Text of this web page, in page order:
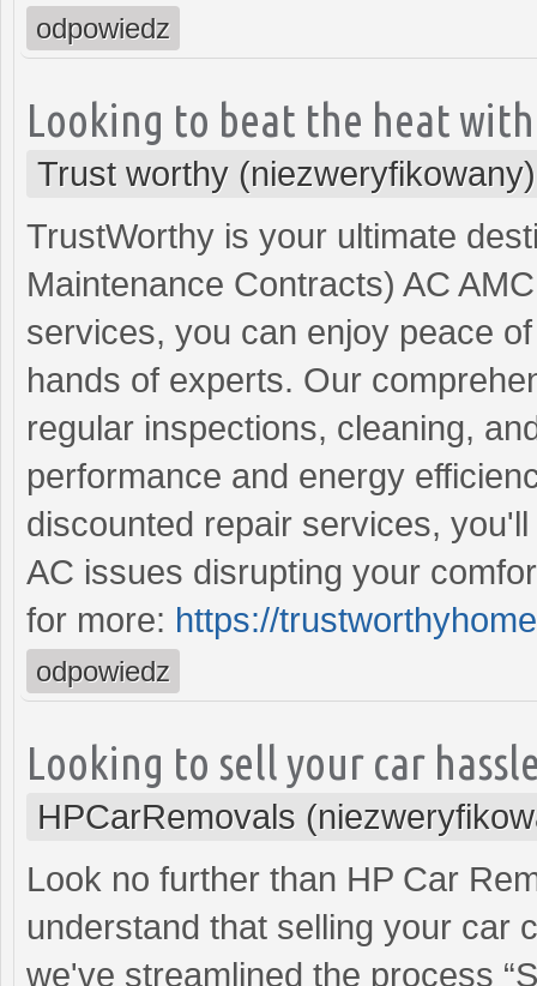
odpowiedz
Looking to beat the heat
Trust worthy (niezweryfikowany)
TrustWorthy is your ultimate
Maintenance Contracts) AC
services, you can enjoy peace
hands of experts. Our
regular inspections, cleaning,
performance and energy
discounted repair services,
AC issues disrupting your
for more: https://
odpowiedz
Looking to sell your car
HPCarRemovals
Look no further than HP Car
understand that selling your car
we've streamlined the process